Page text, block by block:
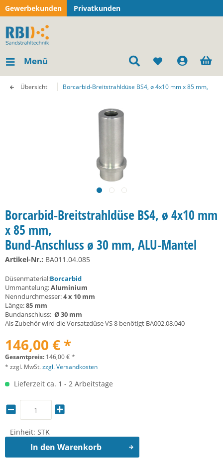
Gewerbekunden Privatkunden
Menü
Übersicht Borcarbid-Breitstrahldüse BS4, ø 4x10 mm x 85 mm,
Borcarbid-Breitstrahldüse BS4, ø 4x10 mm
x 85 mm,
Bund-Anschluss ø 30 mm, ALU-Mantel
Artikel-Nr.: BA011.04.085
Düsenmaterial:Borcarbid
Ummantelung:Aluminium
Nenndurchmesser:4 x 10 mm
Länge:85 mm
Bundanschluss: Ø 30 mm
Als Zubehör wird die Vorsatzdüse VS 8 benötigt BA002.08.040
146,00 € *
Gesamtpreis: 146,00€ *
* zzgl. MwSt.zzgl. Versandkosten
Lieferzeit ca. 1 - 2 Arbeitstage
Einheit: STK
In den Warenkorb